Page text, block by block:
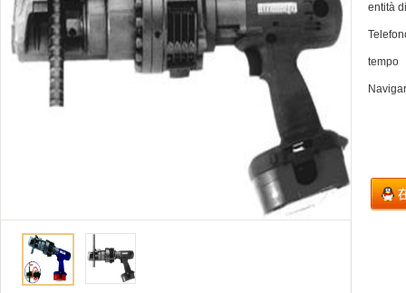
entità
tempo